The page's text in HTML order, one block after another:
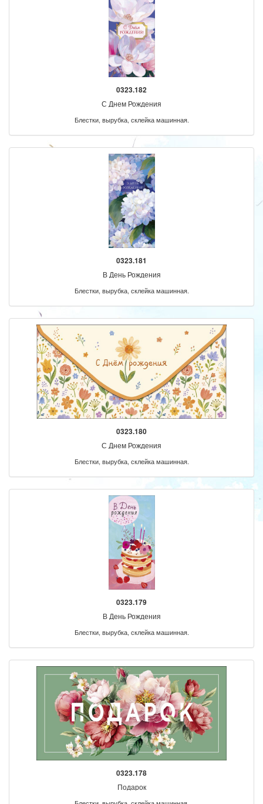
0323.182
С Днем Рождения
Блестки, вырубка, склейка машинная.
0323.181
В День Рождения
Блестки, вырубка, склейка машинная.
0323.180
С Днем Рождения
Блестки, вырубка, склейка машинная.
0323.179
В День Рождения
Блестки, вырубка, склейка машинная.
0323.178
Подарок